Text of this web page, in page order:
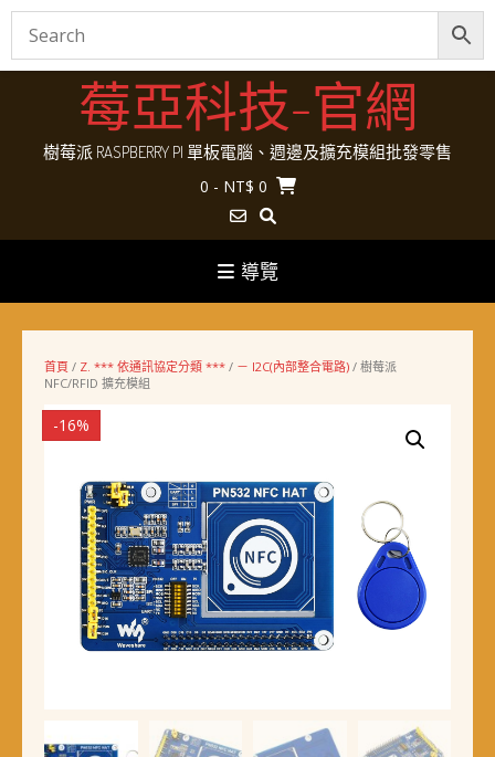
Skip
莓亞科技-官網
樹莓派 RASPBERRY PI 單板電腦、週邊及擴充模組批發零售
0 - NT$ 0
導覽
首頁 / Z. *** 依通訊協定分類 *** / － I2C(內部整合電路) / 樹莓派
NFC/RFID 擴充模組
-16%